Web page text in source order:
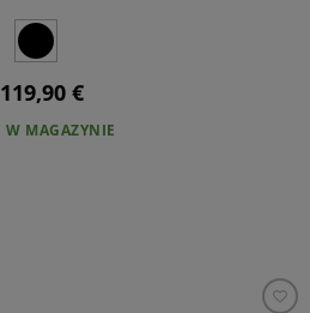
119,90 €
W MAGAZYNIE